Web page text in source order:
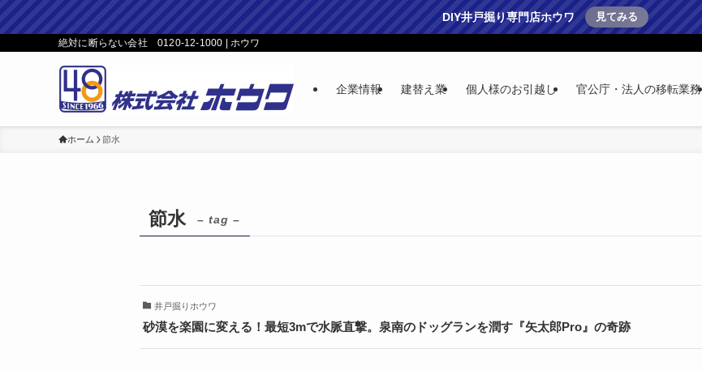
DIY井戸掘り専門店ホウワ 見てみる
絶対に断らない会社 0120-12-1000 | ホウワ
企業情報 建替え業 個人様のお引越し 官公庁・法人の移転業務
ホーム 節水
節水 – tag –
井戸掘りホウワ
砂漠を楽園に変える！最短3mで水脈直撃。泉南のドッグランを潤す『矢太郎Pro』の奇跡